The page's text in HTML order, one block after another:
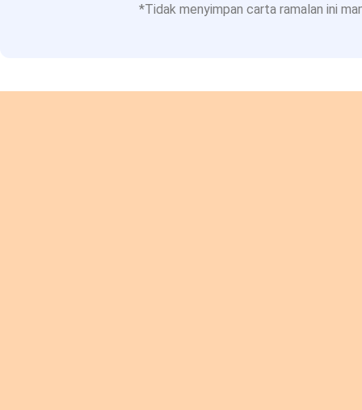
*Tidak menyimpan carta ramalan ini